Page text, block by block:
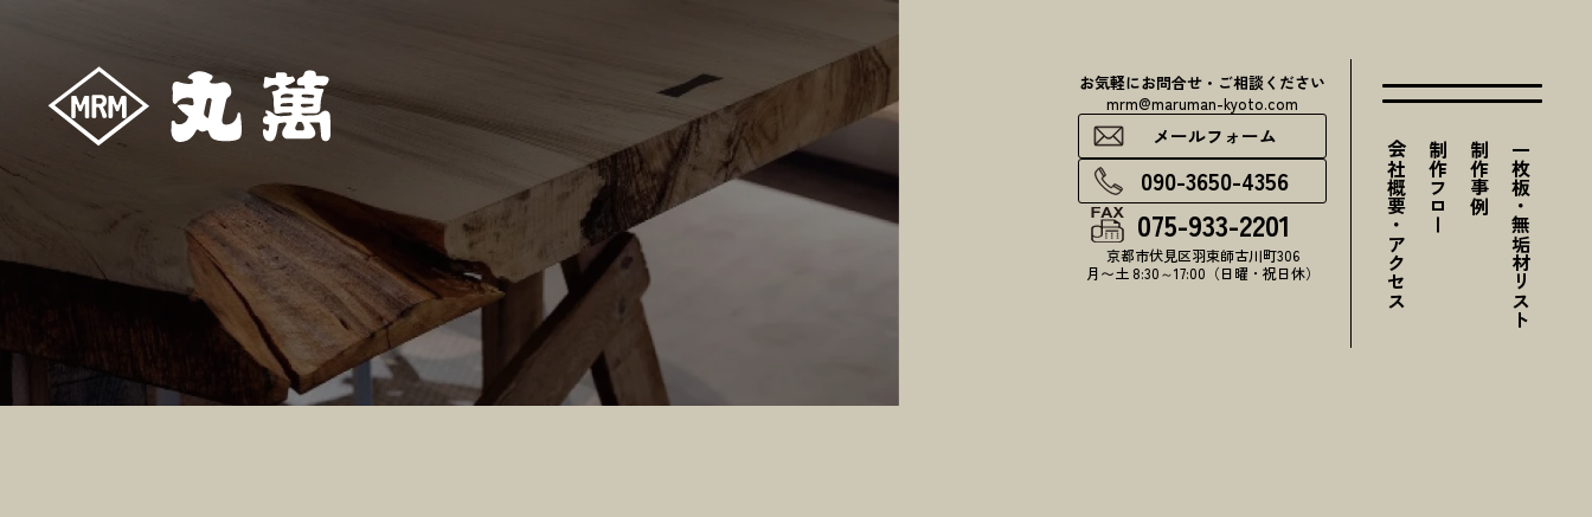
お気軽にお問合せ・ご相談ください
mrm@maruman-kyoto.com
メールフォーム
090-3650-4356
075-933-2201
京都市伏見区羽束師古川町306
月〜土 8:30～17:00（日曜・祝日休）
一枚板・無垢材リスト
制作事例
制作フロー
会社概要・アクセス